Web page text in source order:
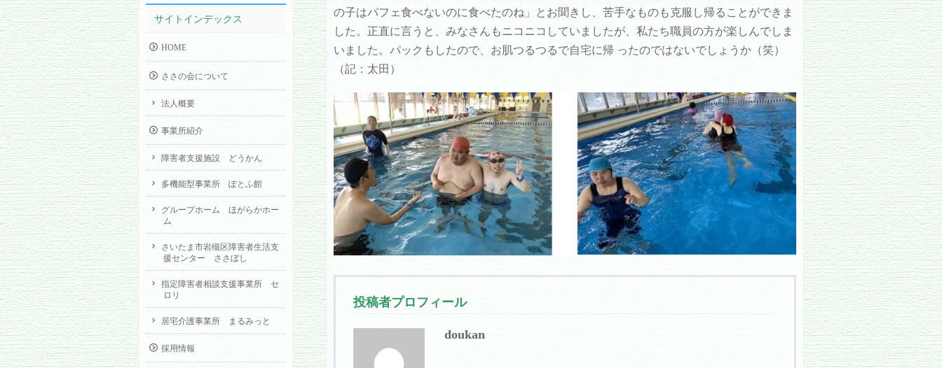
の子はパフェ食べないのに食べたのね」とお聞きし、苦手なものも克服し帰ることができま
した。正直に言うと、みなさんもニコニコしていましたが、私たち職員の方が楽しんでしま
いました。パックもしたので、お肌つるつるで自宅に帰 ったのではないでしょうか（笑）
（記：太田）
投稿者プロフィール
doukan
サイトインデックス
HOME
ささの会について
法人概要
事業所紹介
障害者支援施設 どうかん
多機能型事業所 ぽとふ館
グループホーム ほがらかホー
ム
さいたま市岩槻区障害者生活支
援センター ささぼし
指定障害者相談支援事業所 セ
ロリ
居宅介護事業所 まるみっと
採用情報